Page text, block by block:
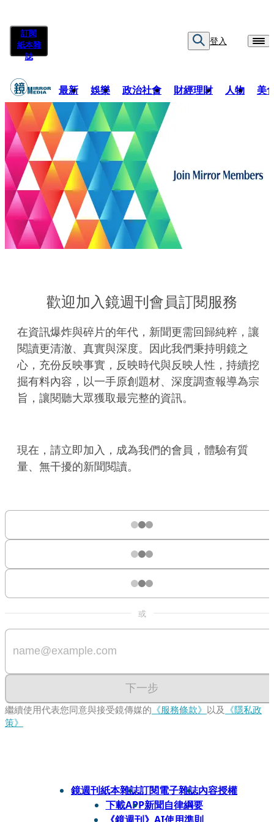
訂閱
紙本雜
誌
登入
最新 娛樂 政治社會 財經理財 人物 美
歡迎加入鏡週刊會員訂閱服務
在資訊爆炸與碎片的年代，新聞更需回歸純粹，讓
閱讀更清澈、真實與深度。因此我們秉持明鏡之
心，充份反映事實，反映時代與反映人性，持續挖
掘有料內容，以一手原創題材、深度調查報導為宗
旨，讓閱聽大眾獲取最完整的資訊。
現在，請立即加入，成為我們的會員，體驗有質
量、無干擾的新聞閱讀。
或
下一步
繼續使用代表您同意與接受鏡傳媒的 《服務條款》 以及 《隱私政
策》
鏡週刊紙本雜誌訂閱電子雜誌內容授權
下載APP新聞自律綱要